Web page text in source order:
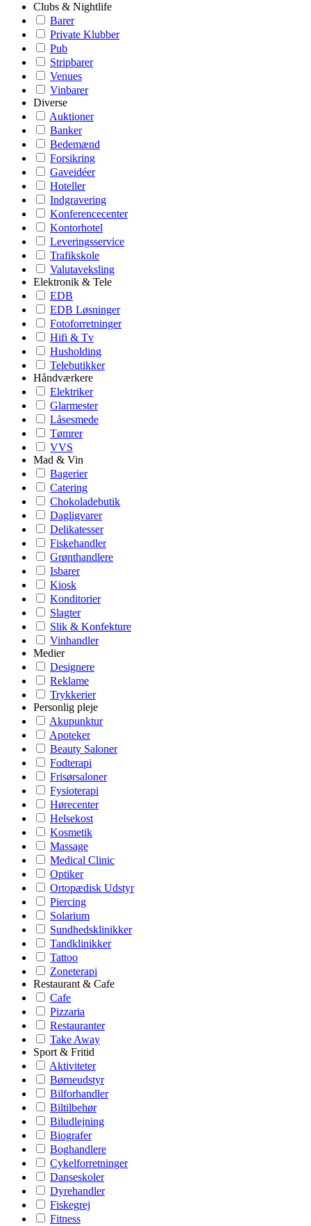
Clubs & Nightlife
Barer
Private Klubber
Pub
Stripbarer
Venues
Vinbarer
Diverse
Auktioner
Banker
Bedemænd
Forsikring
Gaveidéer
Hoteller
Indgravering
Konferencecenter
Kontorhotel
Leveringsservice
Trafikskole
Valutaveksling
Elektronik & Tele
EDB
EDB Løsninger
Fotoforretninger
Hifi & Tv
Husholding
Telebutikker
Håndværkere
Elektriker
Glarmester
Låsesmede
Tømrer
VVS
Mad & Vin
Bagerier
Catering
Chokoladebutik
Dagligvarer
Delikatesser
Fiskehandler
Grønthandlere
Isbarer
Kiosk
Konditorier
Slagter
Slik & Konfekture
Vinhandler
Medier
Designere
Reklame
Trykkerier
Personlig pleje
Akupunktur
Apoteker
Beauty Saloner
Fodterapi
Frisørsaloner
Fysioterapi
Hørecenter
Helsekost
Kosmetik
Massage
Medical Clinic
Optiker
Ortopædisk Udstyr
Piercing
Solarium
Sundhedsklinikker
Tandklinikker
Tattoo
Zoneterapi
Restaurant & Cafe
Cafe
Pizzaria
Restauranter
Take Away
Sport & Fritid
Aktiviteter
Børneudstyr
Bilforhandler
Biltilbehør
Biludlejning
Biografer
Boghandlere
Cykelforretninger
Danseskoler
Dyrehandler
Fiskegrej
Fitness